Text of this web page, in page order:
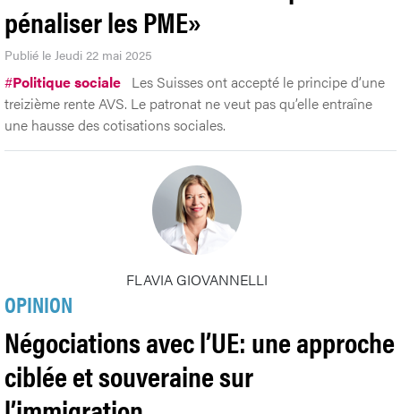
pénaliser les PME»
Publié le Jeudi 22 mai 2025
#Politique sociale Les Suisses ont accepté le principe d’une
treizième rente AVS. Le patronat ne veut pas qu’elle entraîne
une hausse des cotisations sociales.
FLAVIA GIOVANNELLI
OPINION
Négociations avec l’UE: une approche
ciblée et souveraine sur